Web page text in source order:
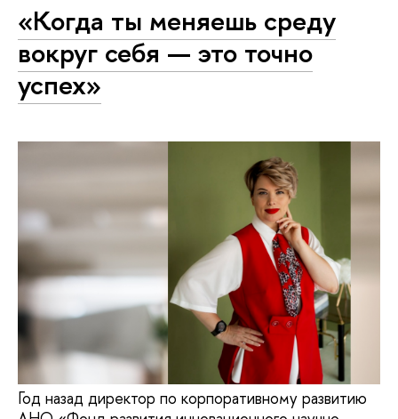
«Когда ты меняешь среду
вокруг себя — это точно
успех»
Год назад директор по корпоративному развитию